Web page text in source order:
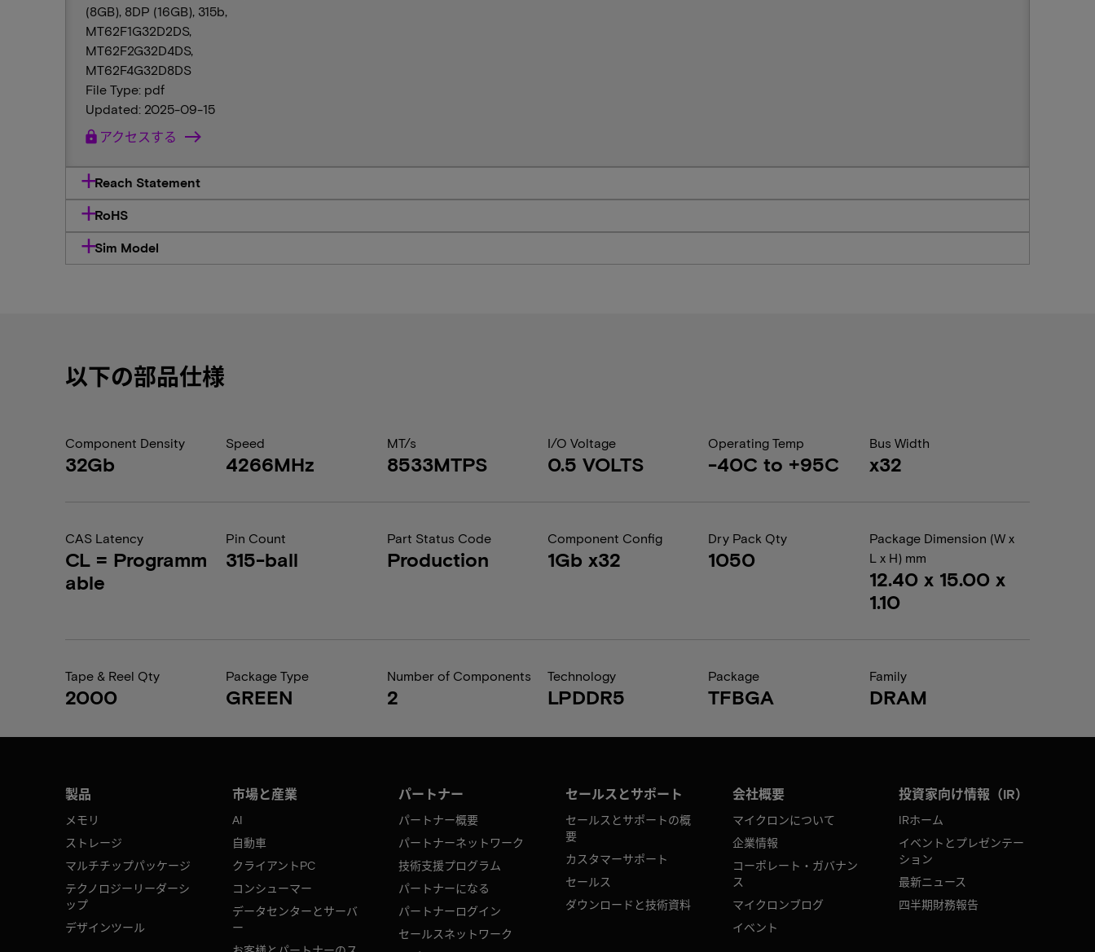
(8GB), 8DP (16GB), 315b,
MT62F1G32D2DS,
MT62F2G32D4DS,
MT62F4G32D8DS
File Type: pdf
Updated: 2025-09-15
lock アクセスする
Reach Statement
RoHS
Sim Model
以下の部品仕様
Component Density
32Gb
Speed
4266MHz
MT/s
8533MTPS
I/O Voltage
0.5 VOLTS
Operating Temp
-40C to +95C
Bus Width
x32
CAS Latency
CL = Programm
able
Pin Count
315-ball
Part Status Code
Production
Component Config
1Gb x32
Dry Pack Qty
1050
Package Dimension (W x
L x H) mm
12.40 x 15.00 x
1.10
Tape & Reel Qty
2000
Package Type
GREEN
Number of Components
2
Technology
LPDDR5
Package
TFBGA
Family
DRAM
製品
メモリ
ストレージ
マルチチップパッケージ
テクノロジーリーダーシ
ップ
デザインツール
市場と産業
AI
自動車
クライアントPC
コンシューマー
データセンターとサーバ
ー
パートナー
パートナー概要
パートナーネットワーク
技術支援プログラム
パートナーになる
パートナーログイン
セールスネットワーク
セールスとサポート
セールスとサポートの概
要
カスタマーサポート
セールス
ダウンロードと技術資料
会社概要
マイクロンについて
企業情報
コーポレート・ガバナン
ス
マイクロンブログ
イベント
投資家向け情報（IR）
IRホーム
イベントとプレゼンテー
ション
最新ニュース
四半期財務報告